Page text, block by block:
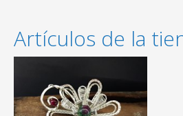
Artículos de la